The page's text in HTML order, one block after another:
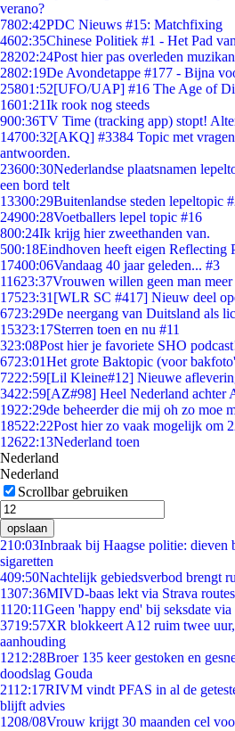
verano?
7802:42PDC Nieuws #15: Matchfixing
4602:35Chinese Politiek #1 - Het Pad
28202:24Post hier pas overleden
2802:19De Avondetappe #177 - Bijna
25801:52[UFO/UAP] #16 The Age of
1601:21Ik rook nog steeds
900:36TV Time (tracking app) stopt!
14700:32[AKQ] #3384 Topic met
antwoorden.
23600:30Nederlandse plaatsnamen
een bord telt
13300:29Buitenlandse steden lepeltopic
24900:28Voetballers lepel topic #16
800:24Ik krijg hier zweethanden van.
500:18Eindhoven heeft eigen Reflecting
17400:06Vandaag 40 jaar geleden... #3
11623:37Vrouwen willen geen man
17523:31 [WLR SC #417] Nieuw deel
6723:29De neergang van Duitsland als
15323:17Sterren toen en nu #11
323:08Post hier je favoriete SHO
6723:01Het grote Baktopic (voor
7222:59[Lil Kleine#12] Nieuwe
3422:59[AZ#98] Heel Nederland achter
1922:29de beheerder die mij oh zo moe
18522:22Post hier zo vaak mogelijk om
12622:13Nederland toen
Nederland
Nederland
Scrollbar gebruiken
opslaan
210:03Inbraak bij Haagse politie: dieven
sigaretten
409:50Nachtelijk gebiedsverbod brengt
1307:36MIVD-baas lekt via Strava
11 20:11Geen 'happy end' bij seksdate
3719:57XR blokkeert A12 ruim twee
aanhouding
1212:28Broer 135 keer gestoken en
doodslag Gouda
2112:17RIVM vindt PFAS in al de
blijft advies
1208/08Vrouw krijgt 30 maanden cel